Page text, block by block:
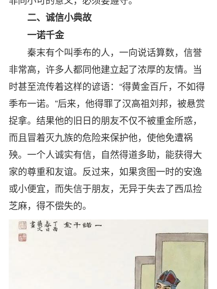
二、诚信小典故
一诺千金
秦末有个叫季布的人，一向说话算数，信誉
非常高，许多人都同他建立起了浓厚的友情。当
时甚至流传着这样的谚语：“得黄金百斤，不如得
季布一诺。”后来，他得罪了汉高祖刘邦，被悬赏
捉拿。结果他的旧日的朋友不仅不被重金所惑，
而且冒着灭九族的危险来保护他，使他免遭祸
殃。一个人诚实有信，自然得道多助，能获得大
家的尊重和友谊。反过来，如果贪图一时的安逸
或小便宜，而失信于朋友，无异于失去了西瓜捡
芝麻，得不偿失的。